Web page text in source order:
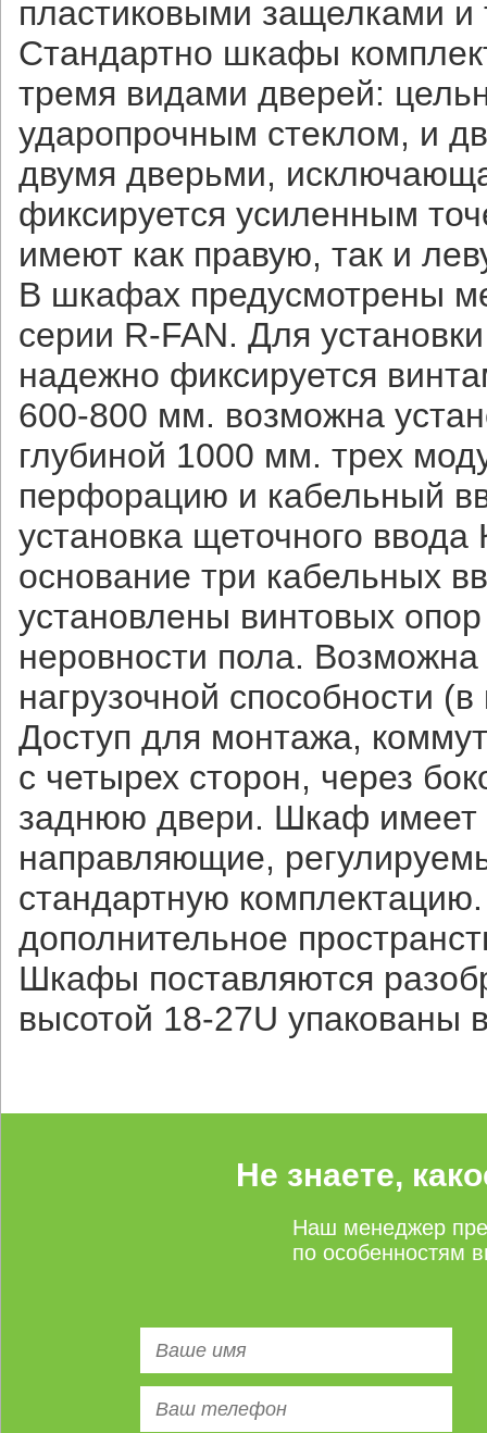
пластиковыми защелками
Стандартно шкафы
тремя видами дверей:
ударопрочным стеклом, и
двумя дверьми,
фиксируется усиленным
имеют как правую, так и
В шкафах предусмотрены
серии R-FAN. Для
надежно фиксируется
600-800 мм. возможна
глубиной 1000 мм. трех
перфорацию и кабельный
установка щеточного
основание три кабельных
установлены винтовых
неровности пола.
нагрузочной способности
Доступ для монтажа,
с четырех сторон, через
заднюю двери. Шкаф имеет
направляющие,
стандартную
дополнительное
Шкафы поставляются
высотой 18-27U упакованы
Не знаете,
Наш менеджер
по особенностям